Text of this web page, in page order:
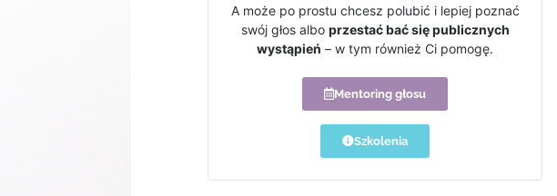
A może po prostu chcesz polubić i lepiej poznać
swój głos albo przestać bać się publicznych
wystąpień – w tym również Ci pomogę.
Mentoring głosu
Szkolenia